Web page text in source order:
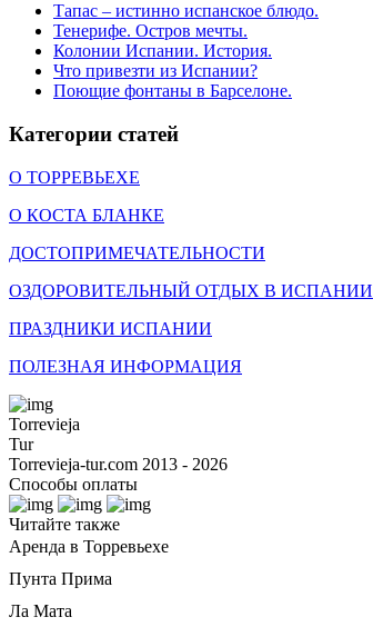
Тапас – истинно испанское блюдо.
Тенерифе. Остров мечты.
Колонии Испании. История.
Что привезти из Испании?
Поющие фонтаны в Барселоне.
Категории статей
О ТОРРЕВЬЕХЕ
О КОСТА БЛАНКЕ
ДОСТОПРИМЕЧАТЕЛЬНОСТИ
ОЗДОРОВИТЕЛЬНЫЙ ОТДЫХ В ИСПАНИИ
ПРАЗДНИКИ ИСПАНИИ
ПОЛЕЗНАЯ ИНФОРМАЦИЯ
Torrevieja
Tur
Torrevieja-tur.com 2013 - 2026
Способы оплаты
Читайте также
Аренда в Торревьехе
Пунта Прима
Ла Мата